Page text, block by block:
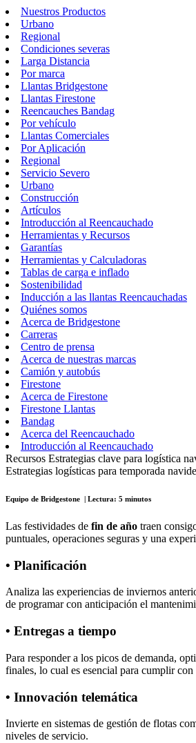
Nuestros Productos
Urbano
Regional
Condiciones severas
Larga Distancia
Por marca
Llantas Bridgestone
Llantas Firestone
Reencauches Bandag
Por vehículo
Llantas Comerciales
Por Aplicación
Regional
Servicio Severo
Urbano
Construcción
Artículos
Introducción al Reencauchado
Herramientas y Recursos
Garantías
Herramientas y Calculadoras
Tablas de carga e inflado
Sostenibilidad
Inducción a las llantas Reencauchadas
Quiénes somos
Acerca de Bridgestone
Carreras
Centro de prensa
Acerca de nuestras marcas
Camión y autobús
Firestone
Acerca de Firestone
Firestone Llantas
Bandag
Acerca del Reencauchado
Introducción al Reencauchado
Recursos Estrategias clave para logística
Estrategias logísticas para temporada
Equipo de Bridgestone | Lectura: 5 minutos
Las festividades de fin de año traen
puntuales, operaciones seguras y una
• Planificación
Analiza las experiencias de inviernos
de programar con anticipación el
• Entregas a tiempo
Para responder a los picos de demanda,
finales, lo cual es esencial para cumplir
• Innovación telemática
Invierte en sistemas de gestión de flotas
niveles de servicio.